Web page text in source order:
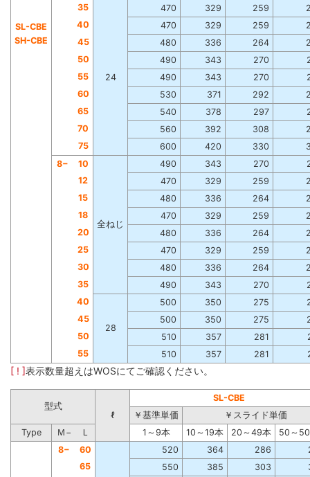
SL-CBE
SH-CBE
35
24
470 329 259
40
470 329 259
45
480 336 264
50
490 343 270
55
490 343 270
60
530 371 292
65
540 378 297
70
560 392 308
75
600 420 330
8−
10
全ねじ
490 343 270
12
470 329 259
15
480 336 264
18
470 329 259
20
480 336 264
25
470 329 259
30
480 336 264
35
490 343 270
40
28
500 350 275
45
500 350 275
50
510 357 281
55
510 357 281
[ ! ]表示数量超えはWOSにてご確認ください。
型式
ℓ
SL-CBE
￥基準単価
￥スライド単価
Type
Ｍ− Ｌ 1～9本 10～19本 20～49本 50～
8− 60 520 364 286
65
550 385 303